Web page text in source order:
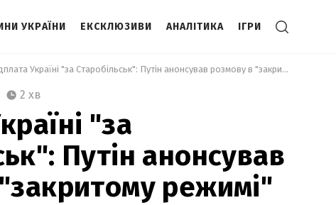
УКРАЇНИ ЕКСКЛЮЗИВИ АНАЛІТИКА ІГРИ
Відплата Україні "за Старобільськ": Путін анонсував розмову в "закритому режимі"
2 хв
"за
Путін анонсував
режимі"